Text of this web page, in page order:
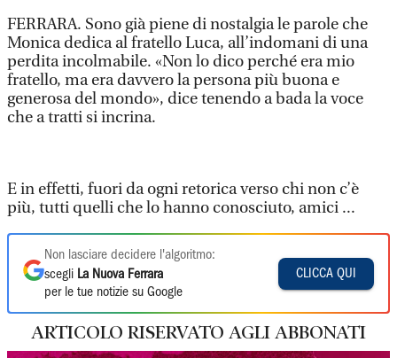
FERRARA. Sono già piene di nostalgia le parole che
Monica dedica al fratello Luca, all’indomani di una
perdita incolmabile. «Non lo dico perché era mio
fratello, ma era davvero la persona più buona e
generosa del mondo», dice tenendo a bada la voce
che a tratti si incrina.
E in effetti, fuori da ogni retorica verso chi non c’è
più, tutti quelli che lo hanno conosciuto, amici ...
Non lasciare decidere l'algoritmo:
scegli La Nuova Ferrara
per le tue notizie su Google
CLICCA QUI
ARTICOLO RISERVATO AGLI ABBONATI